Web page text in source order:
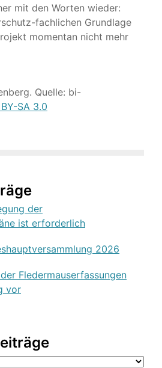
mit den Worten wieder:
fachlichen Grundlage
momentan nicht mehr
Quelle: bi-
SA 3.0
der
ist erforderlich
2026
Fledermauserfassungen
vor